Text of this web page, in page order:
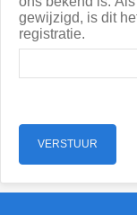
gewijzigd, is dit
registratie.